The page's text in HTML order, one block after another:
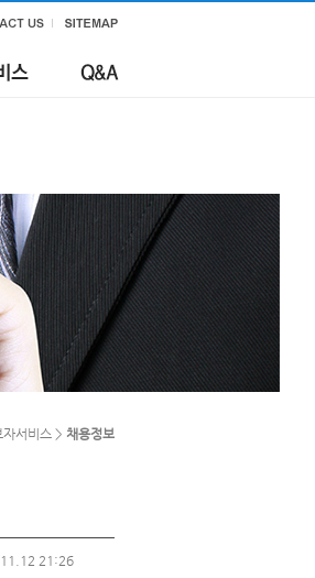
서비스 > 채용정보
21:26